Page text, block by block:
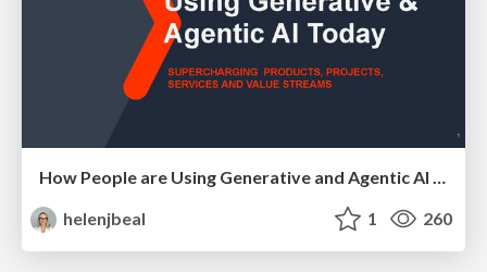
How People are Using Generative and Agentic AI to Supercharge Their Products, Projects, Services and Value Streams Today
helenjbeal
1 260